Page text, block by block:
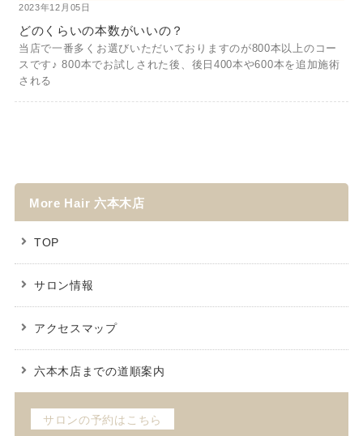
2023年12月05日
どのくらいの本数がいいの？
当店で一番多くお選びいただいておりますのが800本以上のコー
スです♪ 800本でお試しされた後、後日400本や600本を追加施術
される
More Hair 六本木店
TOP
サロン情報
アクセスマップ
六本木店までの道順案内
サロンの予約はこちら